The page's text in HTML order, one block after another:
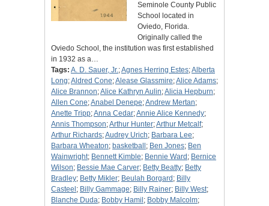
Seminole County Public
School located in
Oviedo, Florida.
Originally called the
Oviedo School, the institution was first established
in 1932 as a…
Tags: A. D. Sauer, Jr.;Agnes Herring Estes;Alberta
Long;Aldred Cone;Alease Glassmire;Alice Adams;
Alice Brannon;Alice Kathryn Aulin;Alicia Hepburn;
Allen Cone;Anabel Denepe;Andrew Mertan;
Anette Tripp;Anna Cedar;Annie Alice Kennedy;
Annis Thompson;Arthur Hunter;Arthur Metcalf;
Arthur Richards;Audrey Urich; Barbara Lee;
Barbara Wheaton; basketball ; Ben Jones; Ben
Wainwright; Bennett Kimble; Bennie Ward ; Bernice
Wilson; Bessie Mae Carver; Betty Beatty; Betty
Bradley; Betty Mikler; Beulah Borgard ; Billy
Casteel ; Billy Gammage; Billy Rainer; Billy West;
Blanche Duda; Bobby Hamil ; Bobby Malcolm;